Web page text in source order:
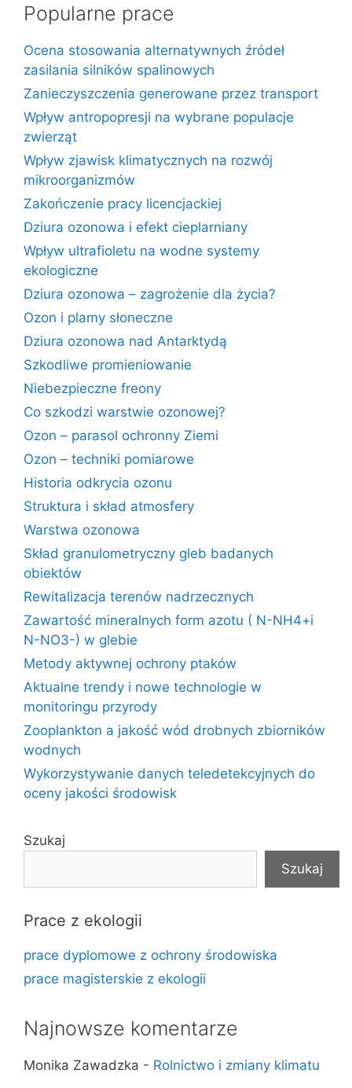
Popularne prace
Ocena stosowania alternatywnych źródeł
zasilania silników spalinowych
Zanieczyszczenia generowane przez transport
Wpływ antropopresji na wybrane populacje
zwierząt
Wpływ zjawisk klimatycznych na rozwój
mikroorganizmów
Zakończenie pracy licencjackiej
Dziura ozonowa i efekt cieplarniany
Wpływ ultrafioletu na wodne systemy
ekologiczne
Dziura ozonowa – zagrożenie dla życia?
Ozon i plamy słoneczne
Dziura ozonowa nad Antarktydą
Szkodliwe promieniowanie
Niebezpieczne freony
Co szkodzi warstwie ozonowej?
Ozon – parasol ochronny Ziemi
Ozon – techniki pomiarowe
Historia odkrycia ozonu
Struktura i skład atmosfery
Warstwa ozonowa
Skład granulometryczny gleb badanych
obiektów
Rewitalizacja terenów nadrzecznych
Zawartość mineralnych form azotu ( N-NH4+i
N-NO3-) w glebie
Metody aktywnej ochrony ptaków
Aktualne trendy i nowe technologie w
monitoringu przyrody
Zooplankton a jakość wód drobnych zbiorników
wodnych
Wykorzystywanie danych teledetekcyjnych do
oceny jakości środowisk
Szukaj
Szukaj
Prace z ekologii
prace dyplomowe z ochrony środowiska
prace magisterskie z ekologii
Najnowsze komentarze
Monika Zawadzka - Rolnictwo i zmiany klimatu